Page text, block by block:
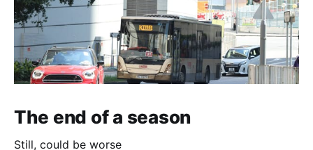
The end of a season
Still, could be worse